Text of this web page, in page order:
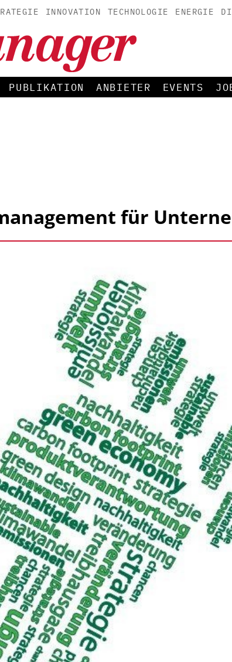
INNOVATION TECHNOLOGIE ENERGIE
PUBLIKATION ANBIETER EVENTS
für